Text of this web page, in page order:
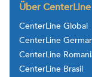
Über CenterLine
CenterLine Global
CenterLine
CenterLine
CenterLine Brasil